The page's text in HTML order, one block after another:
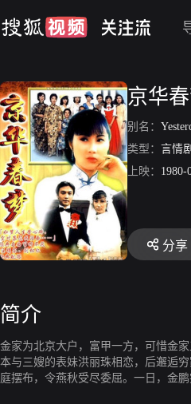
京华
别名：
类型： 言情剧
上映： 1980-
分享
简介
金家为北京大户，富甲一方，可惜金
本与三嫂的表妹洪丽珠相恋，后邂逅
庭摆布，令燕秋受尽委屈。一日，金